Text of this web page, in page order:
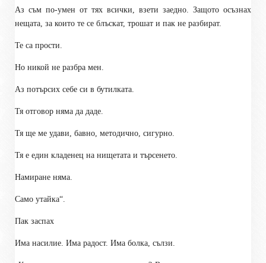
Аз съм по-умен от тях всички, взети заедно. Защото осъзнах
нещата, за които те се блъскат, трошат и пак не разбират.
Те са прости.
Но никой не разбра мен.
Аз потърсих себе си в бутилката.
Тя отговор няма да даде.
Тя ще ме удави, бавно, методично, сигурно.
Тя е един кладенец на нищетата и търсенето.
Намиране няма.
Само утайка“.
Пак заспах
Има насилие. Има радост. Има болка, сълзи.